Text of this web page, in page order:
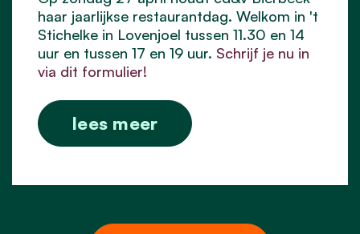
haar jaarlijkse restaurantdag. Welkom in 't
Stichelke in Lovenjoel tussen 11.30 en 14
uur en tussen 17 en 19 uur. Schrijf je nu in
via dit formulier!
lees meer